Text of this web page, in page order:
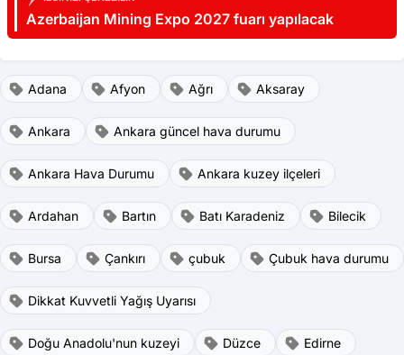
Azerbaijan Mining Expo 2027 fuarı yapılacak
Adana Afyon Ağrı Aksaray
Ankara Ankara güncel hava durumu
Ankara Hava Durumu Ankara kuzey ilçeleri
Ardahan Bartın Batı Karadeniz Bilecik
Bursa Çankırı çubuk Çubuk hava durumu
Dikkat Kuvvetli Yağış Uyarısı
Doğu Anadolu'nun kuzeyi Düzce Edirne